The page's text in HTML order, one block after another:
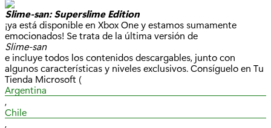
Slime-san: Superslime Edition
¡ya está disponible en Xbox One y estamos sumamente
emocionados! Se trata de la última versión de
Slime-san
e incluye todos los contenidos descargables, junto con
algunos características y niveles exclusivos. Consíguelo en Tu
Tienda Microsoft (
Argentina
,
Chile
,